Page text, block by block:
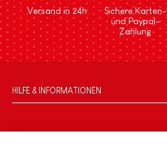
Versand in 24h
Sichere Karten-
und Paypal-
Zahlung
HILFE & INFORMATIONEN
FAQ
DIE WELT VON JANOD